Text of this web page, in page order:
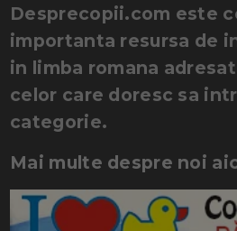
Desprecopii.com este
importanta resursa de
in limba romana
celor care doresc sa
categorie.
Mai multe despre noi